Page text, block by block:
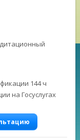
144 ч
на Госуслугах